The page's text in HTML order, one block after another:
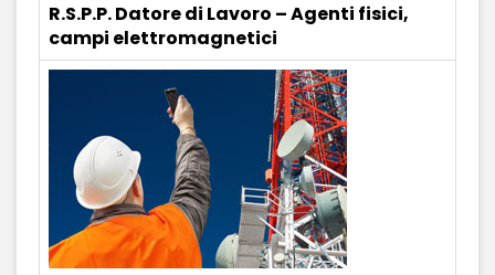
R.S.P.P. Datore di Lavoro – Agenti fisici,
campi elettromagnetici